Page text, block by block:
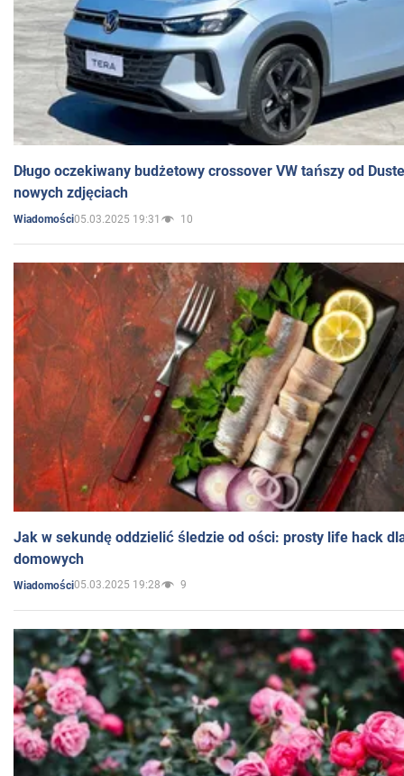
Długo oczekiwany budżetowy crossover VW tańszy od
nowych zdjęciach
Wiadomości05.03.2025 19:31 10
Jak w sekundę oddzielić śledzie od ości: prosty life hack
domowych
Wiadomości05.03.2025 19:28 9